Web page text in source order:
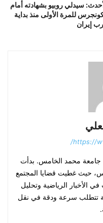
سيدلي روبيو بشهادته أمام
للمرة الأولى منذ بداية
إيران
https://
جامعة محمد الخامس. بدأت
2016 مع هسبريس، حيث غطيت قضايا المجتمع
الأخبار الرياضية وتحليل
تتطلب سرعة ودقة في نقل